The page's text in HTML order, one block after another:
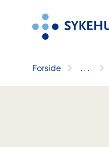
Forside .. .